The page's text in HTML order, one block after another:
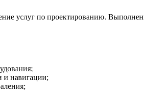
услуг по проектированию.
и навигации;